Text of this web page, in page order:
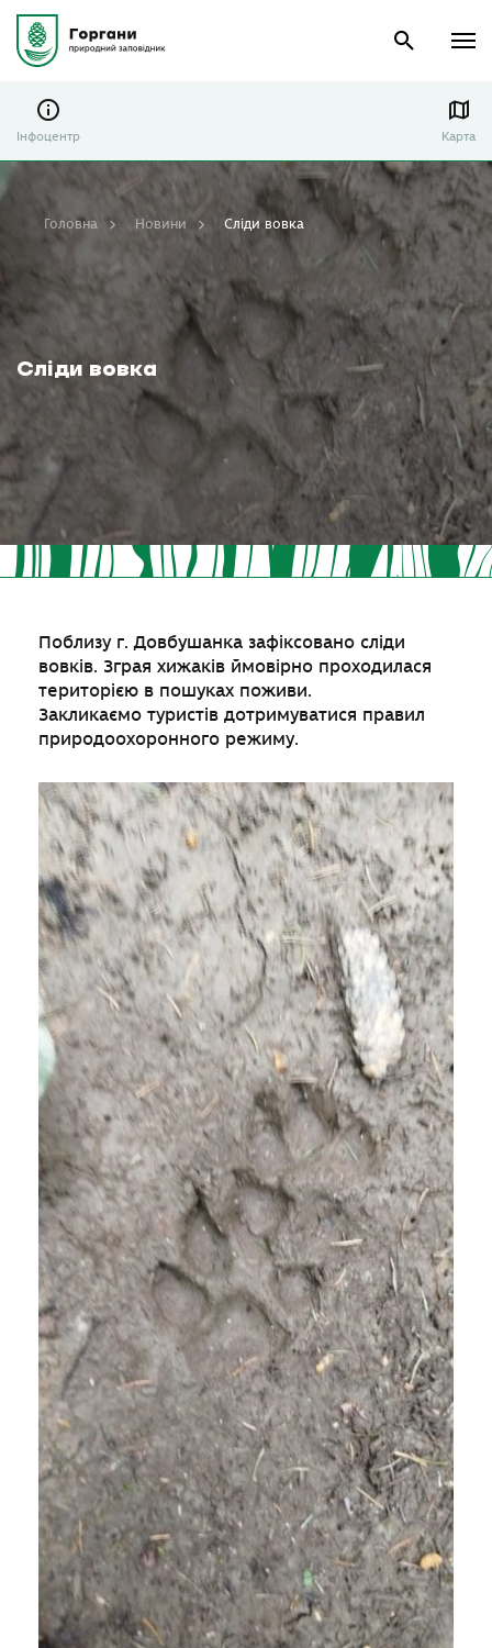
Інфоцентр Карта
Сліди вовка
Головна Новини Сліди вовка
Поблизу г. Довбушанка зафіксовано сліди
вовків. Зграя хижаків ймовірно проходилася
територією в пошуках поживи.
Закликаємо туристів дотримуватися правил
природоохоронного режиму.